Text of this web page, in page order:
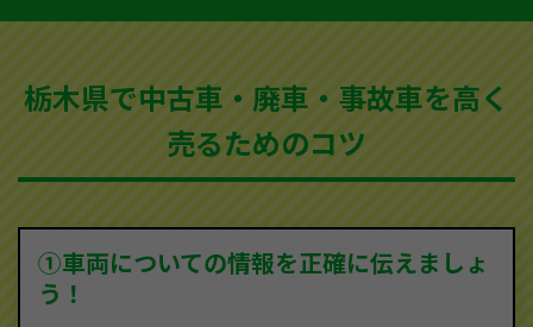
など動かない車、水害車、不動車、乗らなくなってし
買取可能です。
ソコカラは世界１１０か国に独自の販売ネットワーク
を持ち、国内に自社物流網、自社ヤードをもっている
す。
栃木県で中古車・廃車・事故車を高く
売るためのコツ
①車両についての情報を正確に伝えましょ
う！